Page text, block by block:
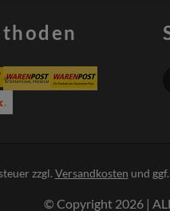
zzgl. Versandkosten und
© Copyright 2026 |